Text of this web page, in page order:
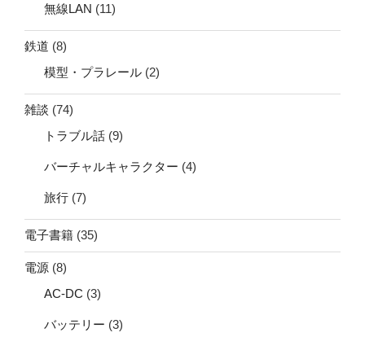
無線LAN (11)
鉄道 (8)
模型・プラレール (2)
雑談 (74)
トラブル話 (9)
バーチャルキャラクター (4)
旅行 (7)
電子書籍 (35)
電源 (8)
AC-DC (3)
バッテリー (3)